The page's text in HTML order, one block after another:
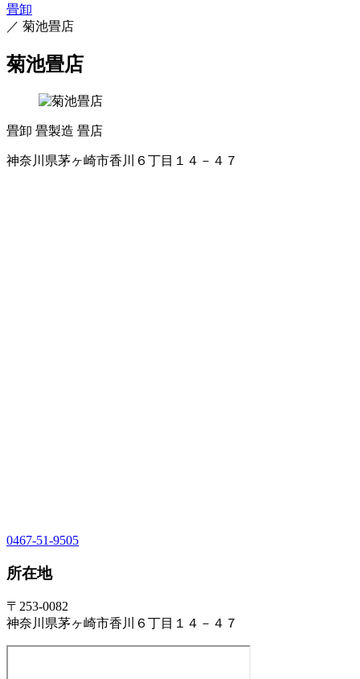
畳卸
／ 菊池畳店
菊池畳店
畳卸 畳製造 畳店
神奈川県茅ヶ崎市香川６丁目１４－４７
0467-51-9505
所在地
〒253-0082
神奈川県茅ヶ崎市香川６丁目１４－４７